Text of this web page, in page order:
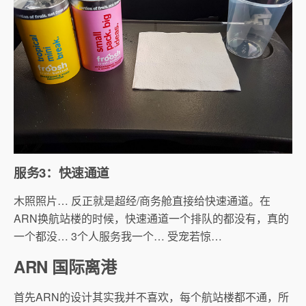
服务3：快速通道
木照照片… 反正就是超经/商务舱直接给快速通道。在
ARN换航站楼的时候，快速通道一个排队的都没有，真的
一个都没… 3个人服务我一个… 受宠若惊…
ARN 国际离港
首先ARN的设计其实我并不喜欢，每个航站楼都不通，所